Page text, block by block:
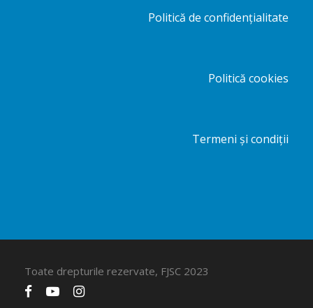
Politică de confidențialitate
Politică cookies
Termeni și condiții
Toate drepturile rezervate, FJSC 2023